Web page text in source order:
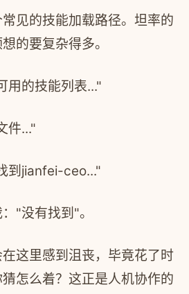
见的技能加载路径。坦率的
的要复杂得多。
用的技能列表..."
件..."
到jianfei-ceo..."
"没有找到"。
这里感到沮丧，毕竟花了时
怎么着？这正是人机协作的